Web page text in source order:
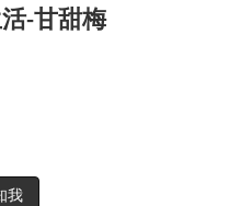
-甘甜梅
我